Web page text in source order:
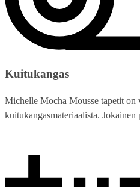
Kuitukangas
Michelle Mocha Mousse tapetit on
kuitukangasmateriaalista. Jokainen